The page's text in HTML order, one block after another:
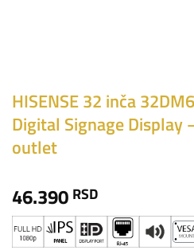
HISENSE 32 inča
Digital Signage Display
outlet
46.390 RSD